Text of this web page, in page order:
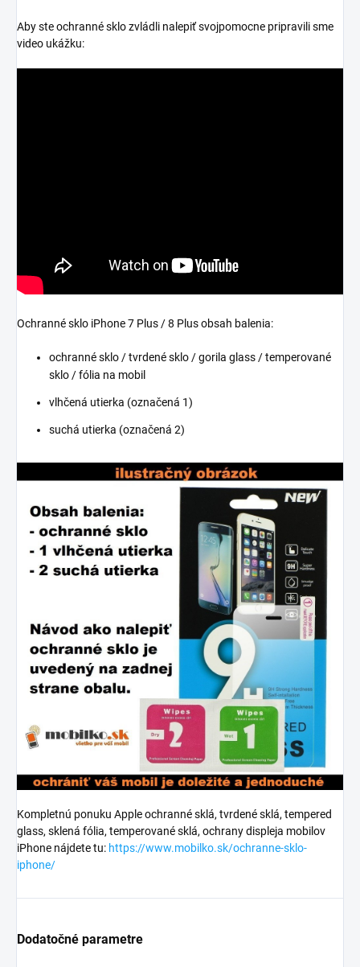
Aby ste ochranné sklo zvládli nalepiť svojpomocne pripravili sme
video ukážku:
Ochranné sklo iPhone 7 Plus / 8 Plus obsah balenia:
ochranné sklo / tvrdené sklo / gorila glass / temperované
sklo / fólia na mobil
vlhčená utierka (označená 1)
suchá utierka (označená 2)
Kompletnú ponuku Apple ochranné sklá, tvrdené sklá, tempered
glass, sklená fólia, temperované sklá, ochrany displeja mobilov
iPhone nájdete tu: https://www.mobilko.sk/ochranne-sklo-
iphone/
Dodatočné parametre